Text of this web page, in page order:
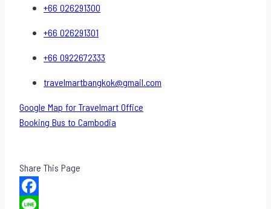
+66 026291300
+66 026291301
+66 0922672333
travelmartbangkok@gmail.com
Google Map for Travelmart Office
Booking Bus to Cambodia
Share This Page
Facebook